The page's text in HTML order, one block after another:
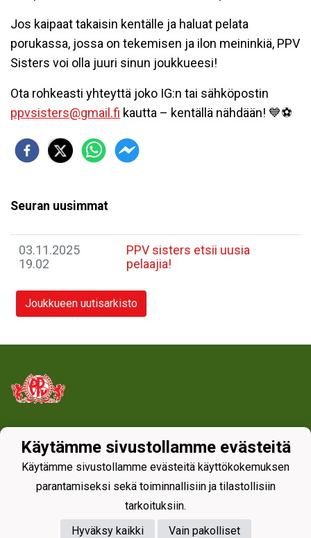
Jos kaipaat takaisin kentälle ja haluat pelata
porukassa, jossa on tekemisen ja ilon meininkiä, PPV
Sisters voi olla juuri sinun joukkueesi!
Ota rohkeasti yhteyttä joko IG:n tai sähköpostin
ppvsisters@gmail.fi kautta – kentällä nähdään! 💙⚽
Seuran uusimmat
03.11.2025
19.02
PPV sisters etsii uusia
pelaajia!
Joukkueen uutisarkisto
Käytämme sivustollamme evästeitä
Käytämme sivustollamme evästeitä käyttökokemuksen
parantamiseksi sekä toiminnallisiin ja tilastollisiin
tarkoituksiin.
Hyväksy kaikki
Vain pakolliset